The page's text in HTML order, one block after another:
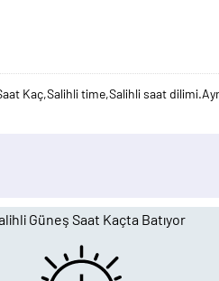
Kaç,Salihli time,Salihli saat
Güneş Saat Kaçta Batıyor